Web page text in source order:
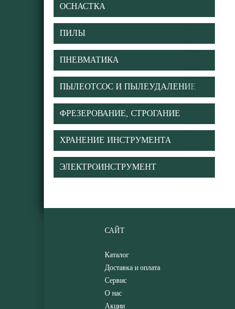
ОСНАСТКА
ПИЛЫ
ПНЕВМАТИКА
ПЫЛЕОТСОС И ПЫЛЕУДАЛЕНИЕ
ФРЕЗЕРОВАНИЕ, СТРОГАНИЕ
ХРАНЕНИЕ ИНСТРУМЕНТА
ЭЛЕКТРОИНСТРУМЕНТ
САЙТ
Каталог
Доставка и оплата
Сервис
О нас
Акции